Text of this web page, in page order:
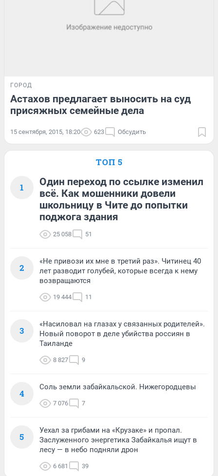
ГОРОД
Астахов предлагает выносить на суд
присяжных семейные дела
15 сентября, 2015, 18:20 623 Обсудить
ТОП 5
1
Один переход по ссылке изменил
всё. Как мошенники довели
школьницу в Чите до попытки
поджога здания
25 058 51
2
«Не привози их мне в третий раз». Читинец 40
лет разводит голубей, которые всегда к нему
возвращаются
19 444 11
3
«Насиловал на глазах у связанных родителей».
Новый поворот в деле убийства россиян в
Таиланде
8 827 9
4
Соль земли забайкальской. Нижегородцевы
7 076 7
5
Уехал за грибами на «Крузаке» и пропал.
Заслуженного энергетика Забайкалья ищут в
лесу — в небо подняли дрон
6 681 39